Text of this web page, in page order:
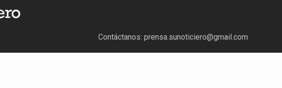
Contáctanos: prensa.sunoticiero@gmail.com